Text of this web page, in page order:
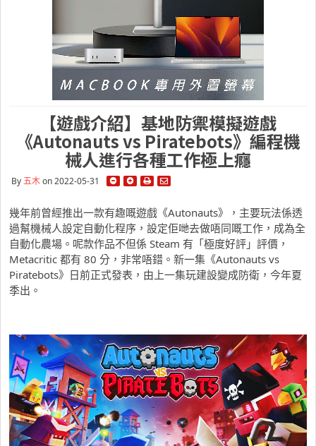
【遊戲介紹】基地防禦模擬遊戲
《Autonauts vs Piratebots》編程機
械人進行各種工作極上癮
By五木on 2022-05-31
幾年前曾經推出一款有趣嘅遊戲《Autonauts》，主要玩法係透
過幫機械人設定自動化程序，設定佢哋去做唔同嘅工作，成為全
自動化農場。呢款作品不但係 Steam 有「極度好評」評價，
Metacritic 都有 80 分，非常唔錯。新一集《Autonauts vs
Piratebots》日前正式發表，由上一集玩建設變成防衛，今年夏
季出。